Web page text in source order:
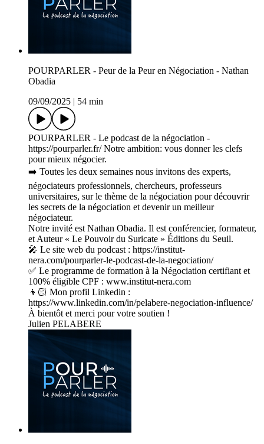
POURPARLER - Peur de la Peur en Négociation - Nathan
Obadia
09/09/2025
54 min
POURPARLER - Le podcast de la négociation -
https://pourparler.fr/ Notre ambition: vous donner les clefs
pour mieux négocier.
➡️ Toutes les deux semaines nous invitons des experts,
négociateurs professionnels, chercheurs, professeurs
universitaires, sur le thème de la négociation pour découvrir
les secrets de la négociation et devenir un meilleur
négociateur.
Notre invité est Nathan Obadia. Il est conférencier, formateur,
et Auteur « Le Pouvoir du Suricate » Éditions du Seuil.
🎤 Le site web du podcast : https://institut-
nera.com/pourparler-le-podcast-de-la-negociation/
✅ Le programme de formation à la Négociation certifiant et
100% éligible CPF : www.institut-nera.com
👦🏻 Mon profil Linkedin :
https://www.linkedin.com/in/pelabere-negociation-influence/
À bientôt et merci pour votre soutien !
Julien PELABERE